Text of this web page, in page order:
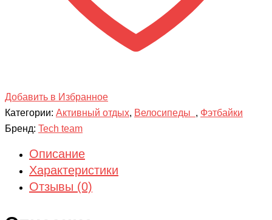
Добавить в Избранное
Категории: Активный отдых, Велосипеды , Фэтбайки
Бренд: Tech team
Описание
Характеристики
Отзывы (0)